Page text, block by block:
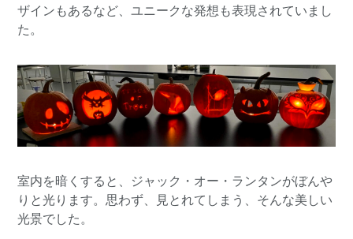
ザインもあるなど、ユニークな発想も表現されていまし
た。
室内を暗くすると、ジャック・オー・ランタンがぼんや
りと光ります。思わず、見とれてしまう、そんな美しい
光景でした。